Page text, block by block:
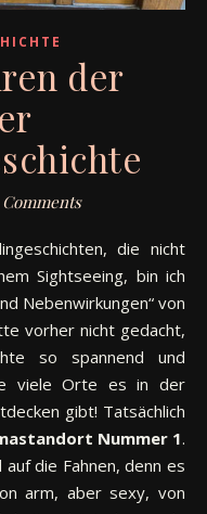
der
Comments
Sightseeing, bin ich
Nebenwirkungen“ von
vorher nicht gedacht,
so spannend und
viele Orte es in der
gibt! Tatsächlich
Nummer 1.
die Fahnen, denn es
arm, aber sexy, von